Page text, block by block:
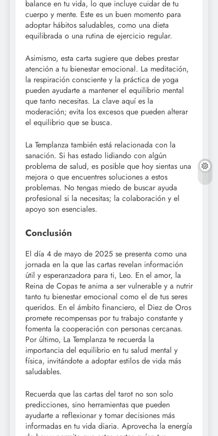
balance en tu vida, lo que incluye cuidar de tu
cuerpo y mente. Este es un buen momento para
adoptar hábitos saludables, como una dieta
equilibrada o una rutina de ejercicio regular.
Asimismo, esta carta sugiere que debes prestar
atención a tu bienestar emocional. La meditación,
la respiración consciente y la práctica de yoga
pueden ayudarte a mantener el equilibrio mental
que tanto necesitas. La clave aquí es la
moderación; evita los excesos que pueden alterar
el equilibrio que se busca.
La Templanza también está relacionada con la
sanación. Si has estado lidiando con algún
problema de salud, es posible que hoy sientas una
mejora o que encuentres soluciones a estos
problemas. No tengas miedo de buscar ayuda
profesional si la necesitas; la colaboración y el
apoyo son esenciales.
Conclusión
El día 4 de mayo de 2025 se presenta como una
jornada en la que las cartas revelan información
útil y esperanzadora para ti, Leo. En el amor, la
Reina de Copas te anima a ser vulnerable y a nutrir
tanto tu bienestar emocional como el de tus seres
queridos. En el ámbito financiero, el Diez de Oros
promete recompensas por tu trabajo constante y
fomenta la cooperación con personas cercanas.
Por último, La Templanza te recuerda la
importancia del equilibrio en tu salud mental y
física, invitándote a adoptar estilos de vida más
saludables.
Recuerda que las cartas del tarot no son solo
predicciones, sino herramientas que pueden
ayudarte a reflexionar y tomar decisiones más
informadas en tu vida diaria. Aprovecha la energía